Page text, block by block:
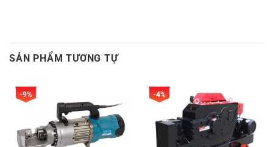
SẢN PHẨM TƯƠNG TỰ
-9% -4%